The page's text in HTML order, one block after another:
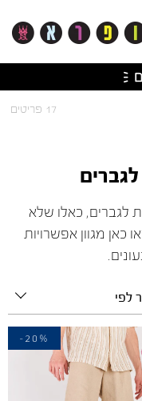
לגברים
לגברים, כאלו שלא
מגוון אפשרויות
17 פריטים
לפי
-20%